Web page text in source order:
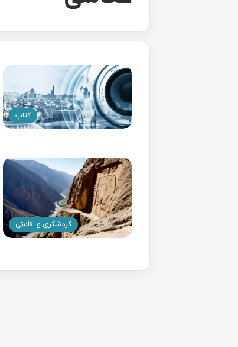
کتاب
گردشگری و اقامتی